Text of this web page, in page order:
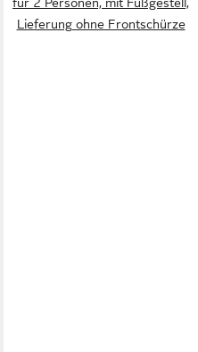
Lieferung ohne Frontschürze